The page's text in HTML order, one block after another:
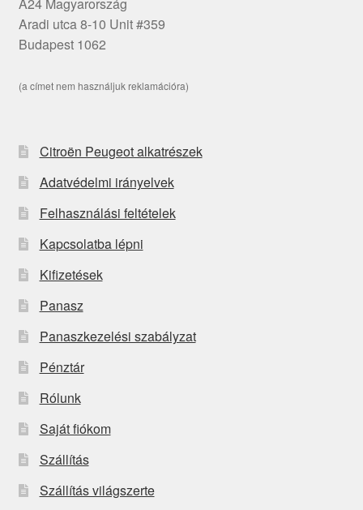
Aradi utca 8-10 Unit #359
Budapest 1062
(a címet nem használjuk reklamációra)
Citroën Peugeot alkatrészek
Adatvédelmi irányelvek
Felhasználási feltételek
Kapcsolatba lépni
Kifizetések
Panasz
Panaszkezelési szabályzat
Pénztár
Rólunk
Saját fiókom
Szállítás
Szállítás világszerte